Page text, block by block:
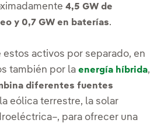
4,5 GW de
y 0,7 GW en baterías.
activos por separado, en
también por la energía híbrida,
diferentes fuentes
eólica terrestre, la solar
para ofrecer una